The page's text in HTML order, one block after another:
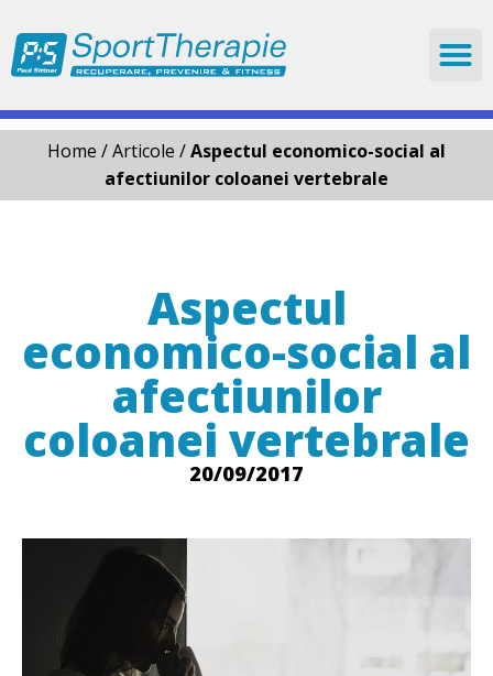
to
content
Home /Articole /Aspectul economico-social al
afectiunilor coloanei vertebrale
Aspectul
economico-social al
afectiunilor
coloanei vertebrale
20/09/2017